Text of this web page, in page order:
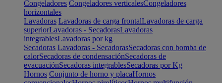
Congeladores Congeladores verticalesCongeladores
horizontales
Lavadoras Lavadoras de carga frontalLavadoras de carga
superiorLavadoras - SecadorasLavadoras
integrablesLavadoras por kg
Secadoras Lavadoras - SecadorasSecadoras con bomba de
calorSecadoras de condensaciónSecadoras de
evacuaciónSecadoras integrablesSecadoras por Kg
Hornos Conjunto de horno y placaHornos